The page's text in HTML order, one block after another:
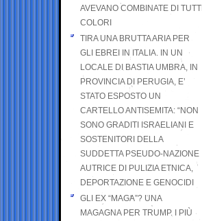
AVEVANO COMBINATE DI TUTTI
COLORI
TIRA UNA BRUTTA ARIA PER
GLI EBREI IN ITALIA. IN UN
LOCALE DI BASTIA UMBRA, IN
PROVINCIA DI PERUGIA, E’
STATO ESPOSTO UN
CARTELLO ANTISEMITA: “NON
SONO GRADITI ISRAELIANI E
SOSTENITORI DELLA
SUDDETTA PSEUDO-NAZIONE
AUTRICE DI PULIZIA ETNICA,
DEPORTAZIONE E GENOCIDI
GLI EX “MAGA”? UNA
MAGAGNA PER TRUMP. I PIÙ